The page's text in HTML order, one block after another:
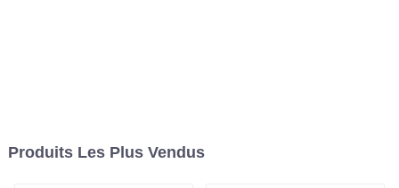
Produits Les Plus Vendus